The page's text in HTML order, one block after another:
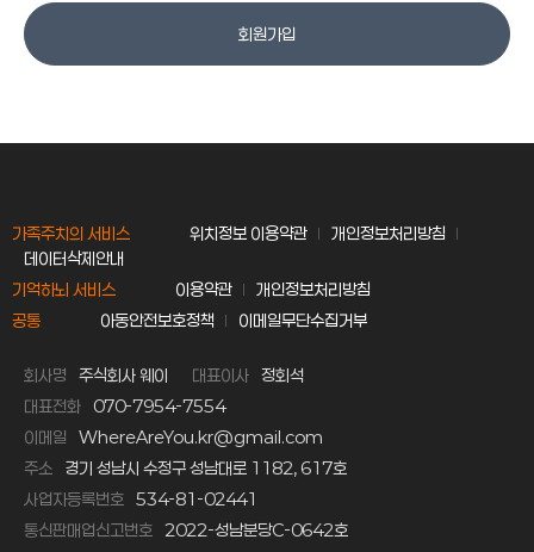
회원가입
가족주치의 서비스 위치정보 이용약관
개인정보처리방침
데이터삭제안내
기억하뇌 서비스
이용약관
개인정보처리방침
공통
아동안전보호정책 이메일무단수집거부
회사명 주식회사 웨이 대표이사 정회석
대표전화
070-7954-7554
이메일
WhereAreYou.kr@gmail.com
주소
경기 성남시 수정구 성남대로 1182, 617호
사업자등록번호 534-81-02441
통신판매업신고번호 2022-성남분당C-0642호